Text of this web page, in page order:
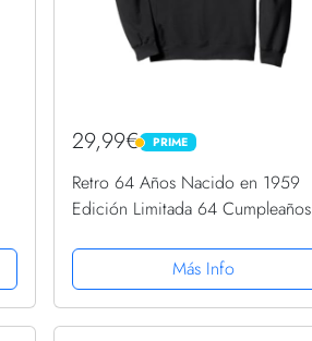
29,99€ PRIME
PRIME
Retro 64 Años Nacido en 1959
Edición Limitada 64 Cumpleaños
Más Info